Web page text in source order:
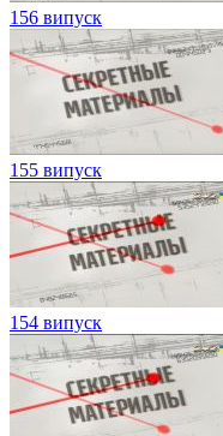
156 випуск
155 випуск
154 випуск